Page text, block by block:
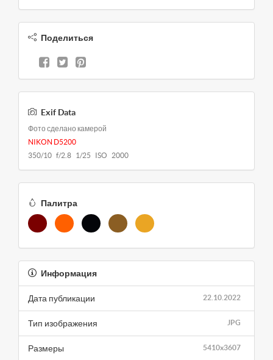
Поделиться
Exif Data
Фото сделано камерой
NIKON D5200
350/10 f/2.8 1/25 ISO 2000
Палитра
Информация
22.10.2022
Дата публикации
JPG
Тип изображения
5410x3607
Размеры